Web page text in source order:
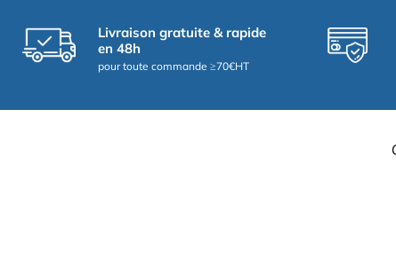
Livraison gratuite & rapide
en 48h
pour toute commande ≥70€HT